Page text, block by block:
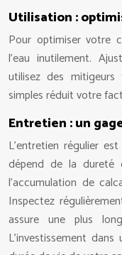
Utilisation :
Pour optimiser votre
l’eau inutilement.
utilisez des
simples réduit votre
Entretien : un
L’entretien régulier
dépend de la dureté
l’accumulation de
Inspectez
assure une plus
L’investissement